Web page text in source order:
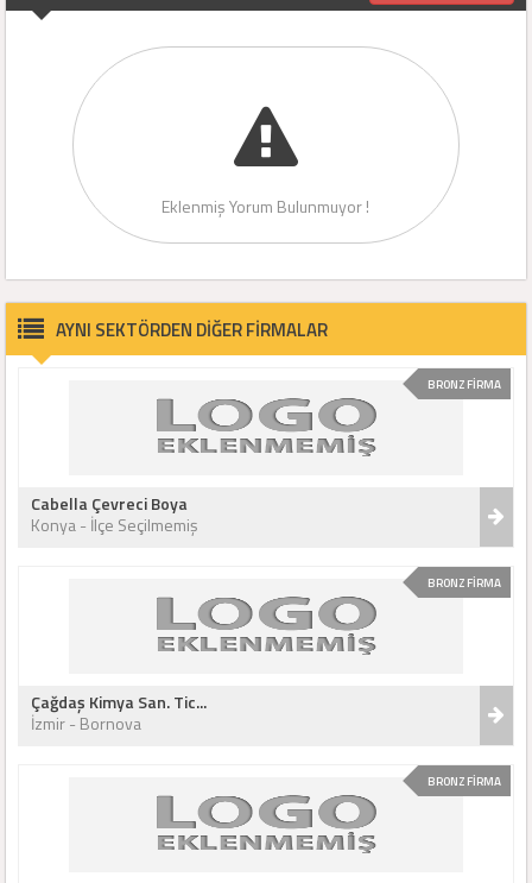
Eklenmiş Yorum Bulunmuyor !
AYNI SEKTÖRDEN DİĞER FİRMALAR
BRONZ FİRMA
Cabella Çevreci Boya
Konya - İlçe Seçilmemiş
BRONZ FİRMA
Çağdaş Kimya San. Tic...
İzmir - Bornova
BRONZ FİRMA